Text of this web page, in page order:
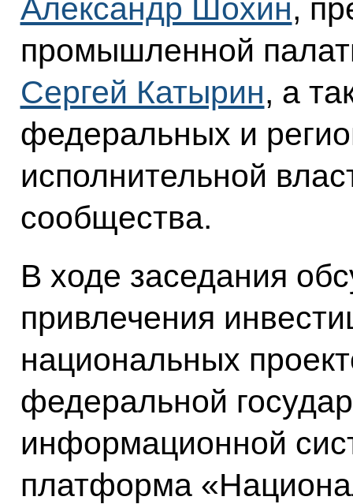
Александр Шохин,
промышленной
Сергей Катырин, а
федеральных и
исполнительной
сообщества.
В ходе заседания
привлечения
национальных
федеральной
информационной
платформа